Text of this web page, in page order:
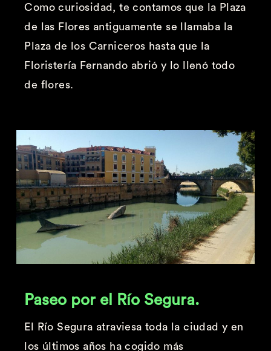
Como curiosidad, te contamos que la Plaza
de las Flores antiguamente se llamaba la
Plaza de los Carniceros hasta que la
Floristería Fernando abrió y lo llenó todo
de flores.
Paseo por el Río Segura.
El Río Segura atraviesa toda la ciudad y en
los últimos años ha cogido más